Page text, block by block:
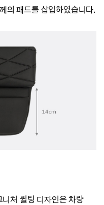
의 패드를 삽입하였습니다.
처 퀼팅 디자인은 차량